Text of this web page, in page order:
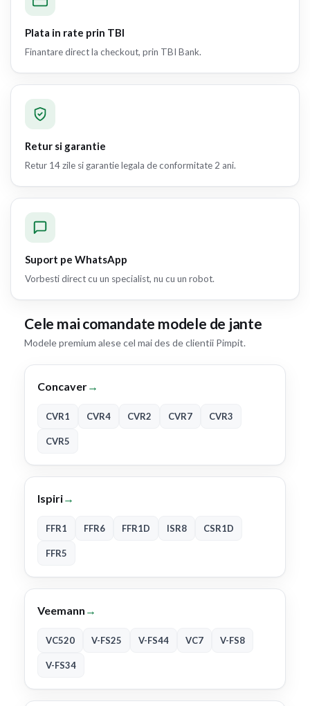
Plata in rate prin TBI
Finantare direct la checkout, prin TBI Bank.
Retur si garantie
Retur 14 zile si garantie legala de conformitate 2 ani.
Suport pe WhatsApp
Vorbesti direct cu un specialist, nu cu un robot.
Cele mai comandate modele de jante
Modele premium alese cel mai des de clientii Pimpit.
Concaver→
CVR1 CVR4 CVR2 CVR7 CVR3
CVR5
Ispiri→
FFR1 FFR6 FFR1D ISR8 CSR1D
FFR5
Veemann →
VC520 V-FS25 V-FS44 VC7 V-FS8
V-FS34